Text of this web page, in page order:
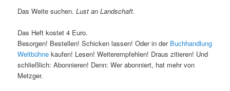
Das Weite suchen.Lust an Landschaft.
Das Heft kostet 4 Euro.
Besorgen! Bestellen! Schicken lassen! Oder in der Buchhandlung
Weltbühne kaufen! Lesen! Weiterempfehlen! Draus zitieren! Und
schließlich: Abonnieren! Denn: Wer abonniert, hat mehr von
Metzger.